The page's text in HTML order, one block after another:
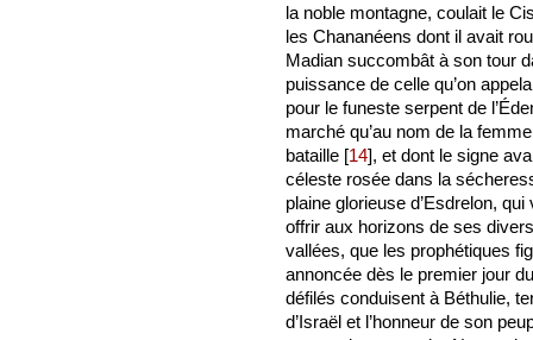
la noble montagne, coulait le
les Chananéens dont il avait
Madian succombât à son tour
puissance de celle qu’on
pour le funeste serpent de
marché qu’au nom de la
bataille [14], et dont le signe
céleste rosée dans la
plaine glorieuse d’Esdrelon,
offrir aux horizons de ses
vallées, que les prophétiques
annoncée dès le premier jour
défilés conduisent à Béthulie,
d’Israël et l’honneur de son